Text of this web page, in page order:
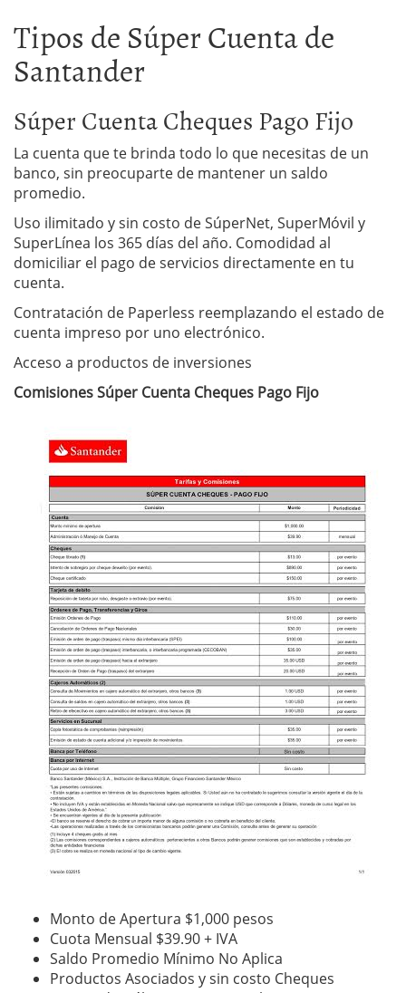
Tipos de Súper Cuenta de
Santander
Súper Cuenta Cheques Pago Fijo
La cuenta que te brinda todo lo que necesitas de un
banco, sin preocuparte de mantener un saldo
promedio.
Uso ilimitado y sin costo de SúperNet, SuperMóvil y
SuperLínea los 365 días del año. Comodidad al
domiciliar el pago de servicios directamente en tu
cuenta.
Contratación de Paperless reemplazando el estado de
cuenta impreso por uno electrónico.
Acceso a productos de inversiones
Comisiones Súper Cuenta Cheques Pago Fijo
Monto de Apertura $1,000 pesos
Cuota Mensual $39.90 + IVA
Saldo Promedio Mínimo No Aplica
Productos Asociados y sin costo Cheques